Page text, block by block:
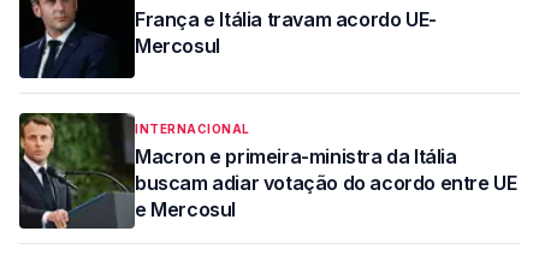
França e Itália travam acordo UE-
Mercosul
INTERNACIONAL
Macron e primeira-ministra da Itália
buscam adiar votação do acordo entre UE
e Mercosul